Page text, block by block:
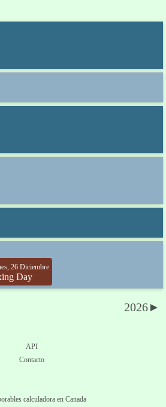
26 Diciembre
Day
2026►
API
Contacto
calculadora en Canada